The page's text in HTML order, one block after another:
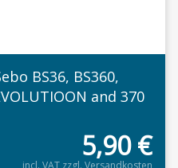
BS36, BS360,
and 370
5,90€
incl. VAT zzgl. Versandkosten